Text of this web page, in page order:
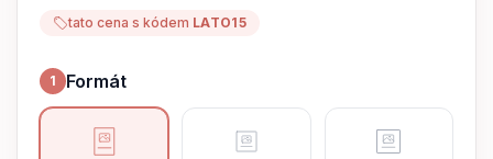
tato cena s kódem LATO15
1
Formát
Formát